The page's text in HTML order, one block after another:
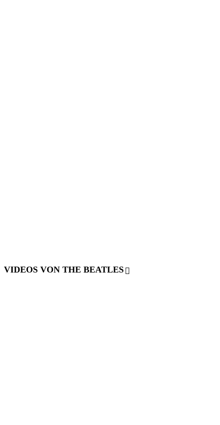
VIDEOS VON THE BEATLES